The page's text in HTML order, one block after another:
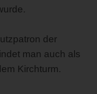
der
man auch als
Kirchturm.